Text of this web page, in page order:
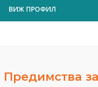
ВИЖ ПРОФИЛ
Предимства